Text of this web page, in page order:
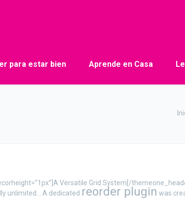
para estar bien Aprende en Casa
Versatile Grid System[/
unlimited… A dedicated reorder plugin was